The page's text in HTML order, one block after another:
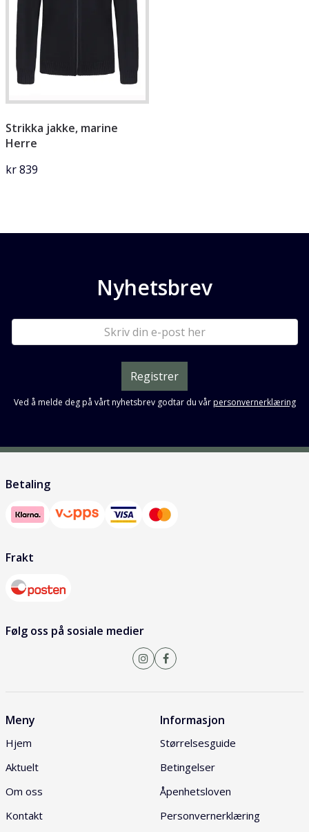
Strikka jakke, marine
Herre
kr 839
Nyhetsbrev
Registrer
Ved å melde deg på vårt nyhetsbrev godtar du vår personvernerklæring
Betaling
Frakt
Følg oss på sosiale medier
Meny
Hjem
Aktuelt
Om oss
Kontakt
Informasjon
Størrelsesguide
Betingelser
Åpenhetsloven
Personvernerklæring